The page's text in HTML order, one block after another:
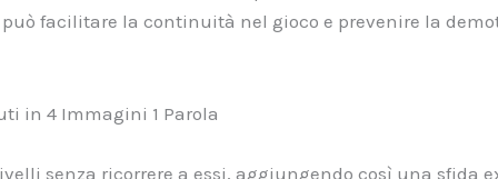
facilitare la continuità nel gioco e prevenire la
in 4 Immagini 1 Parola
senza ricorrere a essi, aggiungendo così una sfida